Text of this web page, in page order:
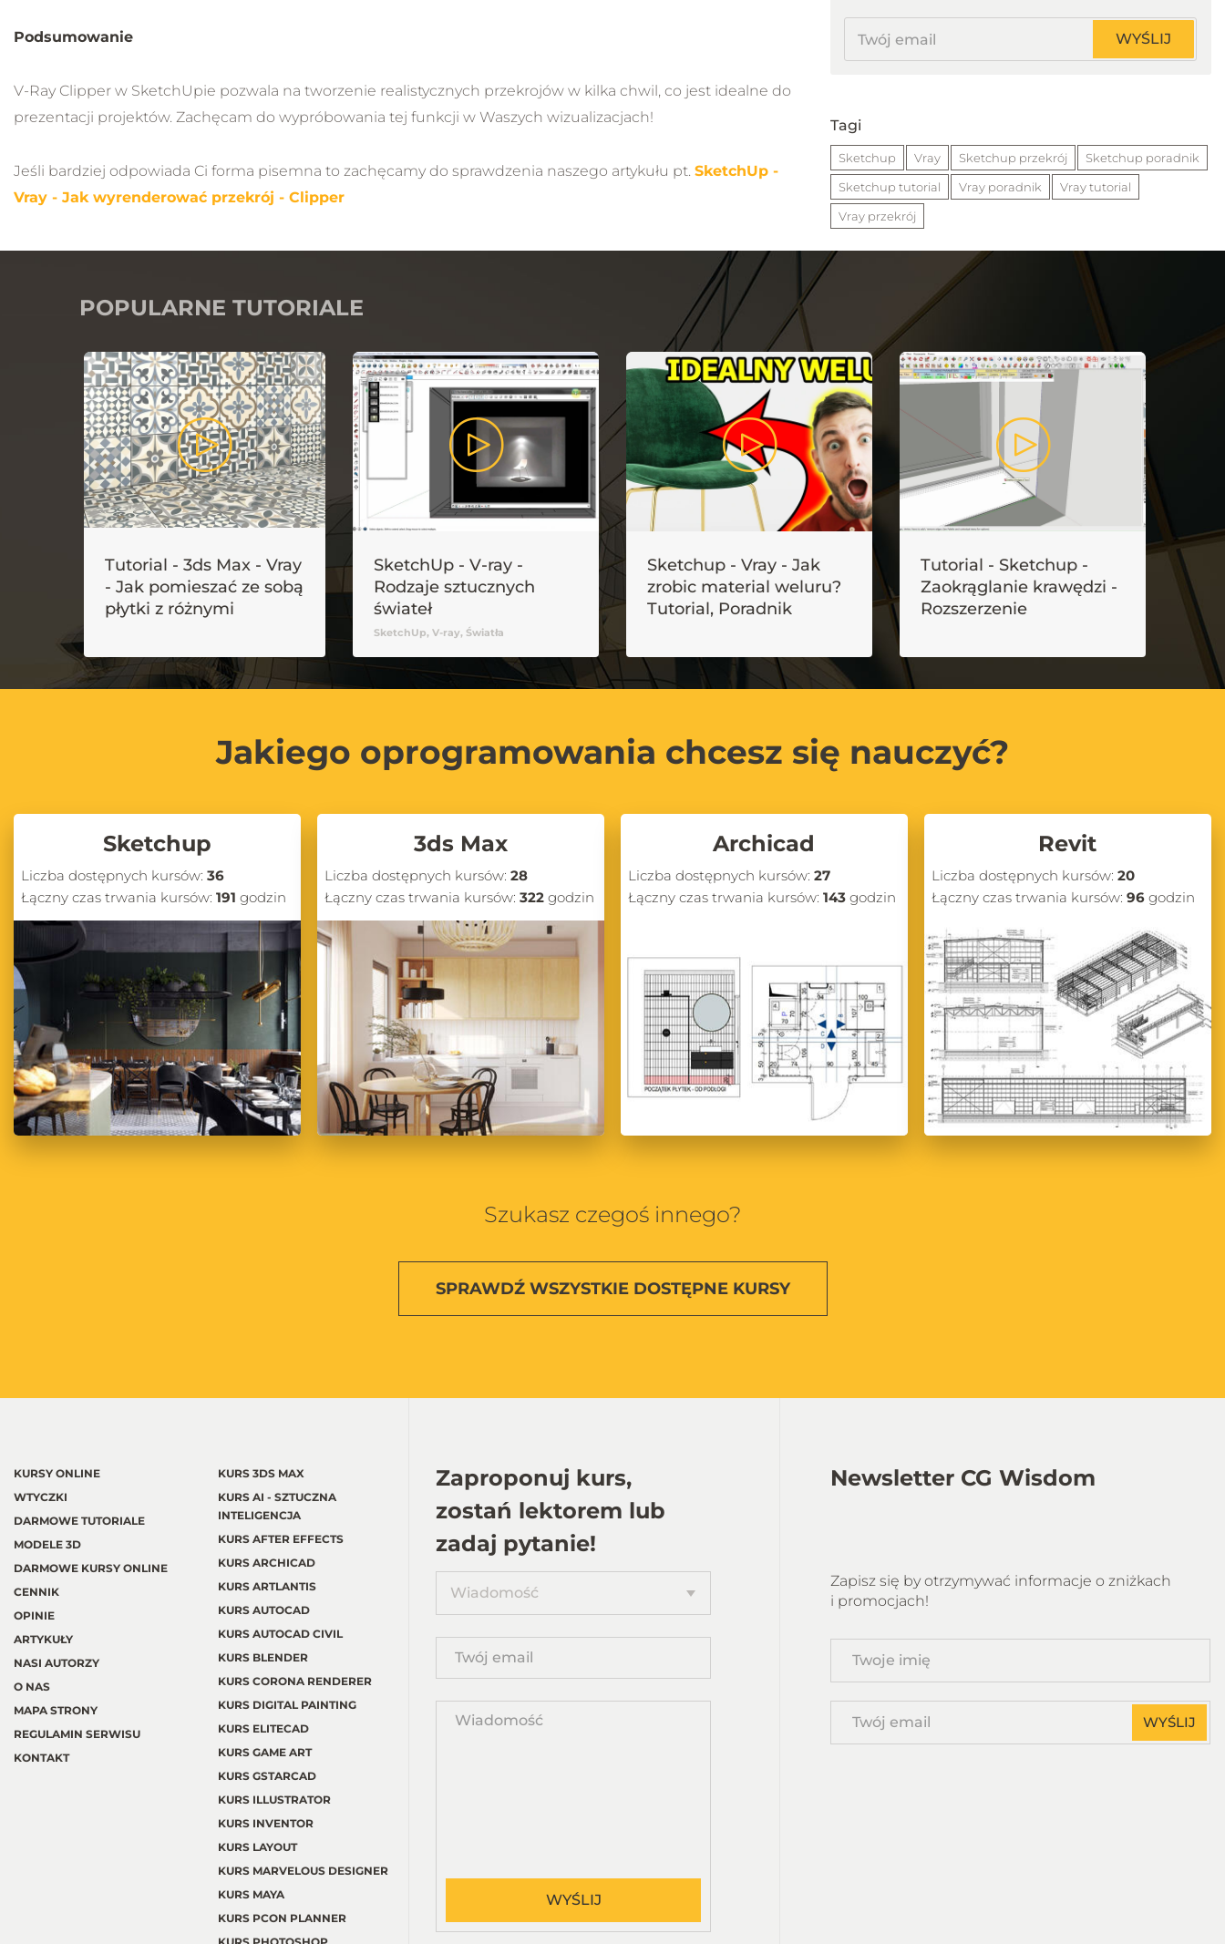
Podsumowanie
V-Ray Clipper w SketchUpie pozwala na tworzenie realistycznych przekrojów w kilka chwil, co jest idealne do
prezentacji projektów. Zachęcam do wypróbowania tej funkcji w Waszych wizualizacjach!
Jeśli bardziej odpowiada Ci forma pisemna to zachęcamy do sprawdzenia naszego artykułu pt. SketchUp -
Vray - Jak wyrenderować przekrój - Clipper
email
WYŚLIJ
Tagi
Sketchup Vray Sketchup przekrój
Sketchup poradnik
Sketchup tutorial
Vray poradnik
Vray tutorial
Vray przekrój
POPULARNE TUTORIALE
Tutorial - 3ds Max - Vray
- Jak pomieszać ze sobą
płytki z różnymi
SketchUp - V-ray -
Rodzaje sztucznych
świateł
SketchUp, V-ray, Światła
Sketchup - Vray - Jak
zrobic material weluru?
Tutorial, Poradnik
Tutorial - Sketchup -
Zaokrąglanie krawędzi -
Rozszerzenie
Jakiego oprogramowania chcesz się nauczyć?
Sketchup
Liczba dostępnych kursów: 36
Łączny czas trwania kursów: 191 godzin
3ds Max
Liczba dostępnych kursów: 28
Łączny czas trwania kursów: 322godzin
Archicad
Liczba dostępnych kursów: 27
Łączny czas trwania kursów: 143godzin
Revit
Liczba dostępnych kursów: 20
Łączny czas trwania kursów: 96godzin
Szukasz czegoś innego?
SPRAWDŹ WSZYSTKIEDOSTĘPNE KURSY
KURSY ONLINE
WTYCZKI
DARMOWE TUTORIALE
MODELE 3D
DARMOWE KURSY ONLINE
CENNIK
OPINIE
ARTYKUŁY
NASI AUTORZY
O NAS
MAPA STRONY
REGULAMIN SERWISU
KONTAKT
KURS 3DS MAX
KURS AI - SZTUCZNA
INTELIGENCJA
KURS AFTER EFFECTS
KURS ARCHICAD
KURS ARTLANTIS
KURS AUTOCAD
KURS AUTOCAD CIVIL
KURS BLENDER
KURS CORONA RENDERER
KURS DIGITAL PAINTING
KURS ELITECAD
KURS GAME ART
KURS GSTARCAD
KURS ILLUSTRATOR
KURS INVENTOR
KURS LAYOUT
KURS MARVELOUS DESIGNER
KURS MAYA
KURS PCON PLANNER
Zaproponuj kurs,
zostań lektorem lub
zadaj pytanie!
kurs
Wiadomość
email
propozycję
WYŚLIJ
Newsletter CG Wisdom
Zapisz się by otrzymywać informacje o zniżkach
i promocjach!
imię
email
WYŚLIJ